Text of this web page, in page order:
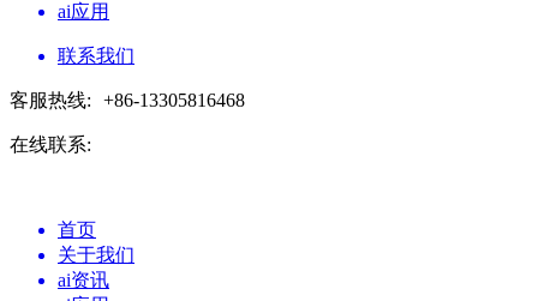
ai应用
联系我们
客服热线: +86-13305816468
在线联系:
首页
关于我们
ai资讯